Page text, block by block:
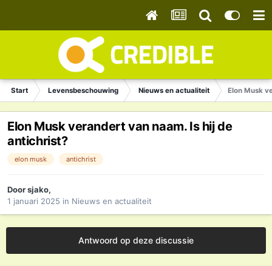
Start Levensbeschouwing Nieuws en actualiteit Elon Musk
Elon Musk verandert van naam. Is hij de
antichrist?
elon musk antichrist
Doorsjako,
1 januari 2025 in Nieuws en actualiteit
Antwoord op deze discussie